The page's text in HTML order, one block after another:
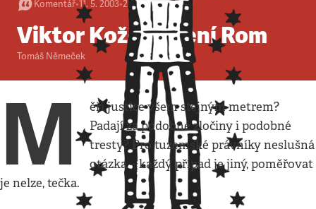
Komentář•11. 5. 2003•2 minuty
Viktor Kožený není Rom
Tomáš Němeček
M
ěří justice všem stejným metrem?
Padají za podobné zločiny i podobné
tresty? Pro tuzemské právníky neslušná
otázka – každý případ je jiný, poměřovat
je nelze, tečka.